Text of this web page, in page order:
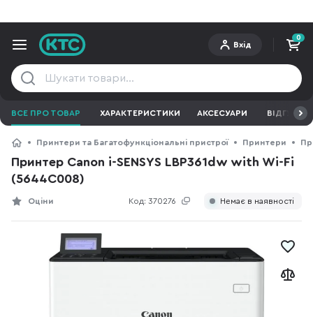
Вхід
0
ВСЕ ПРО ТОВАР ХАРАКТЕРИСТИКИ АКСЕСУАРИ ВІДГУКИ
Принтери та Багатофункціональні пристрої Принтери
Принтер Canon i-SENSYS LBP361dw with Wi-Fi
(5644C008)
Код: 370276
Оціни Немає в наявності